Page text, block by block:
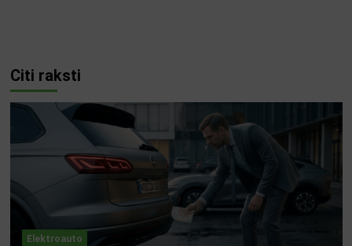
Citi raksti
Elektroauto